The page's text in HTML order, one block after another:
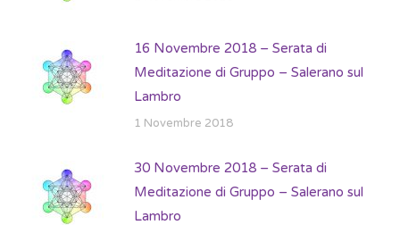
16 Novembre 2018 – Serata di
Meditazione di Gruppo – Salerano sul
Lambro
1 Novembre 2018
30 Novembre 2018 – Serata di
Meditazione di Gruppo – Salerano sul
Lambro